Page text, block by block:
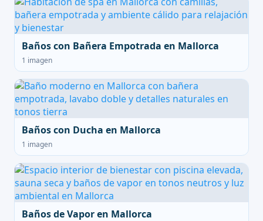
Baños con Bañera Empotrada en Mallorca
1 imagen
Baños con Ducha en Mallorca
1 imagen
Baños de Vapor en Mallorca